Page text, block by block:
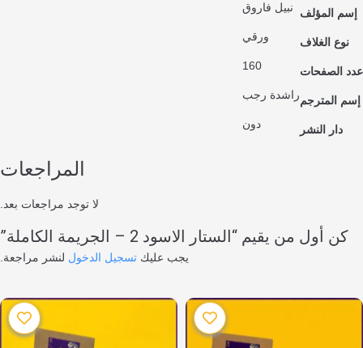
نبيل فاروق
راشدة رجب
المراجعات
لا توجد مراجعات بعد.
من يقيم “الستار الاسود 2 – الجريمة الكاملة”
يجب عليكتسجيل الدخول لنشر مراجعة.